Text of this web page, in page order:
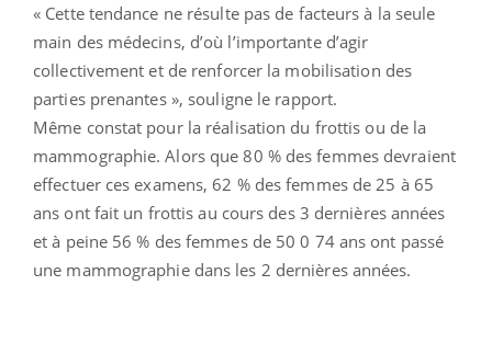
« Cette tendance ne résulte pas de facteurs à la seule
main des médecins, d’où l’importante d’agir
collectivement et de renforcer la mobilisation des
parties prenantes », souligne le rapport.
Même constat pour la réalisation du frottis ou de la
mammographie. Alors que 80 % des femmes devraient
effectuer ces examens, 62 % des femmes de 25 à 65
ans ont fait un frottis au cours des 3 dernières années
et à peine 56 % des femmes de 50 0 74 ans ont passé
une mammographie dans les 2 dernières années.